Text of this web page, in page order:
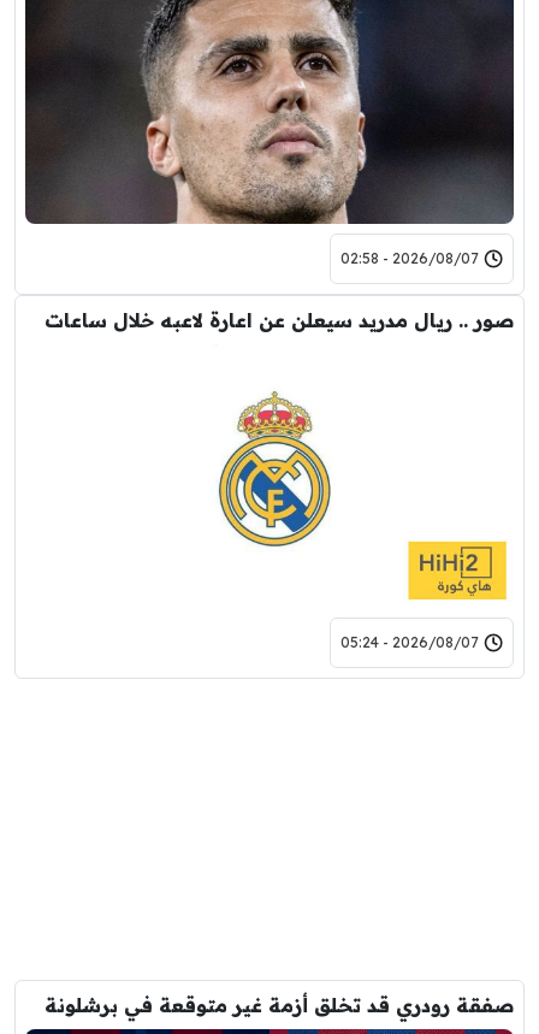
2026/08/07 - 02:58
صور .. ريال مدريد سيعلن عن اعارة لاعبه خلال ساعات
2026/08/07 - 05:24
صفقة رودري قد تخلق أزمة غير متوقعة في برشلونة